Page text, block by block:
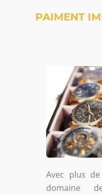
PAIMENT
Avec plus
domaine